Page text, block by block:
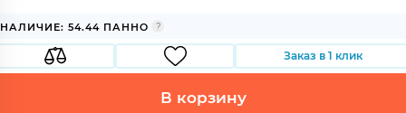
НАЛИЧИЕ: 54.44 ПАННО
Заказ в 1 клик
В корзину